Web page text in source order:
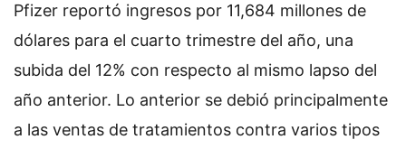
Pfizer reportó ingresos por 11,684 millones de
dólares para el cuarto trimestre del año, una
subida del 12% con respecto al mismo lapso del
año anterior. Lo anterior se debió principalmente
a las ventas de tratamientos contra varios tipos